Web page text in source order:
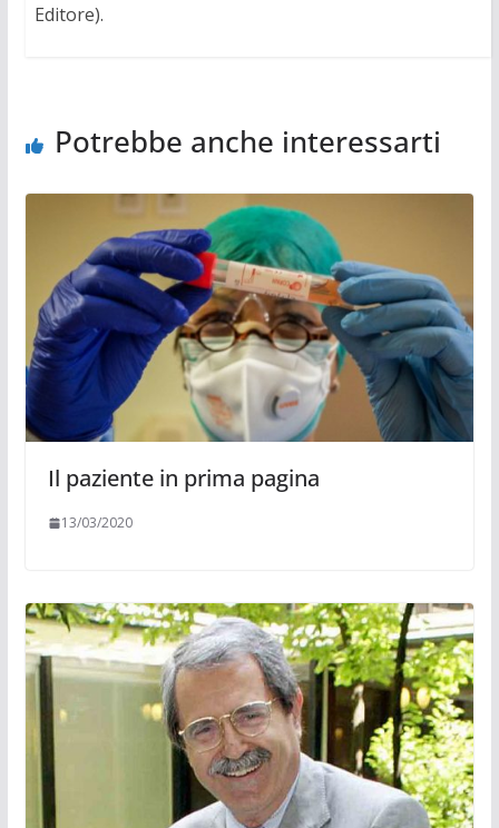
Editore).
Potrebbe anche interessarti
Il paziente in prima pagina
13/03/2020